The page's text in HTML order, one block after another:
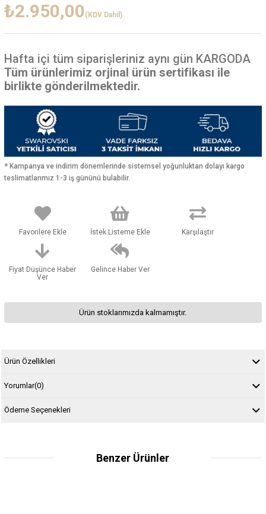
₺2.950,00 (KDV Dahil)
Hafta içi tüm siparişleriniz aynı gün KARGODA
Tüm ürünlerimiz orjinal ürün sertifikası ile
birlikte gönderilmektedir.
* Kampanya ve indirim dönemlerinde sistemsel yoğunluktan dolayı kargo
teslimatlarımız 1-3 iş gününü bulabilir.
Favorilere Ekle İstek Listeme Ekle Karşılaştır
Fiyat Düşünce Haber
Ver
Gelince Haber Ver
Ürün stoklarımızda kalmamıştır.
Ürün Özellikleri
Yorumlar(0)
Ödeme Seçenekleri
Benzer Ürünler